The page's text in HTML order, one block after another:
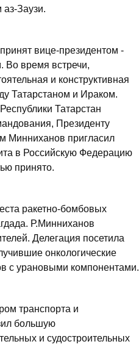
Заузи.
вице-президентом -
Во время встречи,
и конструктивная
Татарстаном и Ираком.
Татарстан
Президенту
Минниханов пригласил
в Российскую Федерацию
принято.
ракетно-бомбовых
Р.Минниханов
Делегация посетила
онкологические
с урановыми компонентами.
транспорта и
большую
и судостроительных